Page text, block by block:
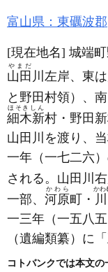
富山県：東礪波郡
[現在地名] 城端
山田
やまだ
川左岸、東
と野田村領） 、
細木新
ほそきしん
村・野田新
山田川を渡り、
一年 （一七二六）
される。山田川
一部、 河原
かわら
町・
かわ
一三年 （一五八五
（遺編類纂） に
コトバンクでは本文